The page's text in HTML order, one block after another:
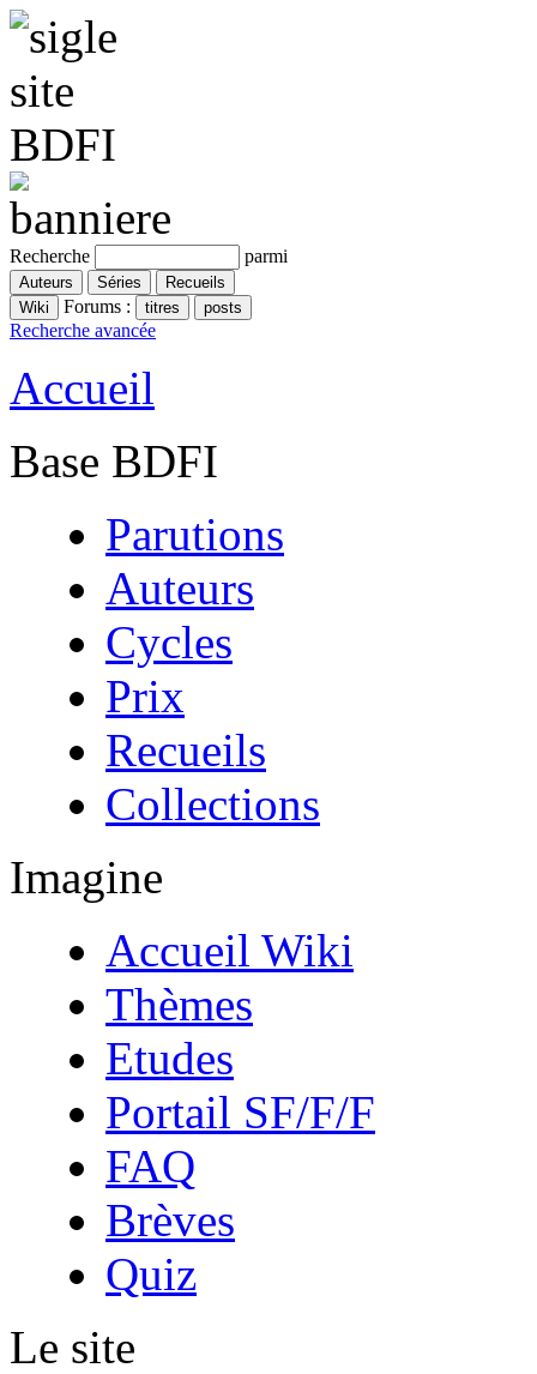
Recherche parmi
Forums :
Recherche avancée
Accueil
Base BDFI
Parutions
Auteurs
Cycles
Prix
Recueils
Collections
Imagine
Accueil Wiki
Thèmes
Etudes
Portail SF/F/F
FAQ
Brèves
Quiz
Le site